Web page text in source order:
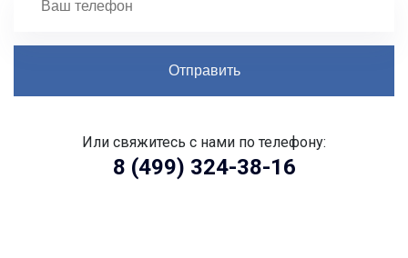
Или свяжитесь с нами по телефону:
8 (499) 324-38-16